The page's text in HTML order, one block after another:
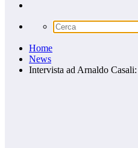
Home
News
Intervista ad Arnaldo